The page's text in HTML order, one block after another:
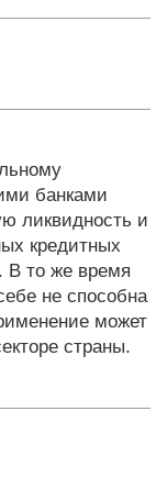
банками
ликвидность и
кредитных
В то же время
не способна
может
страны.